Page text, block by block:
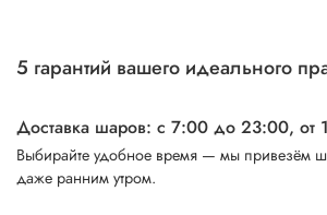
5 гарантий вашего идеального
Доставка шаров: с 7:00 до 23:00, от
Выбирайте удобное время — мы привезём
даже ранним утром.